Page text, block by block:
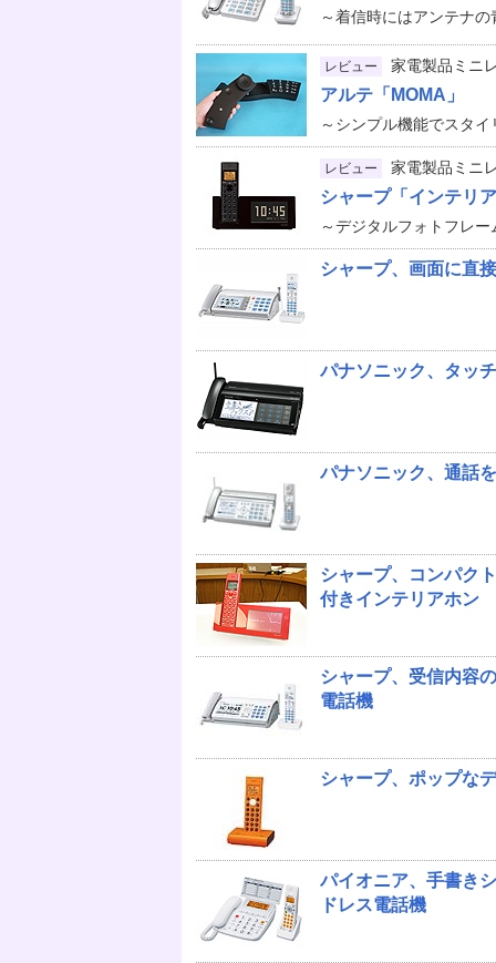
～着信時にはアンテナ
レビュー 家電製品ミニ
アルテ「MOMA」
～シンプル機能でスタ
レビュー 家電製品ミニ
シャープ「インテリ
～デジタルフォトフレ
シャープ、画面に直
パナソニック、タッ
パナソニック、通話
シャープ、コンパク
付きインテリアホン
シャープ、受信内容
電話機
シャープ、ポップな
パイオニア、手書き
ドレス電話機